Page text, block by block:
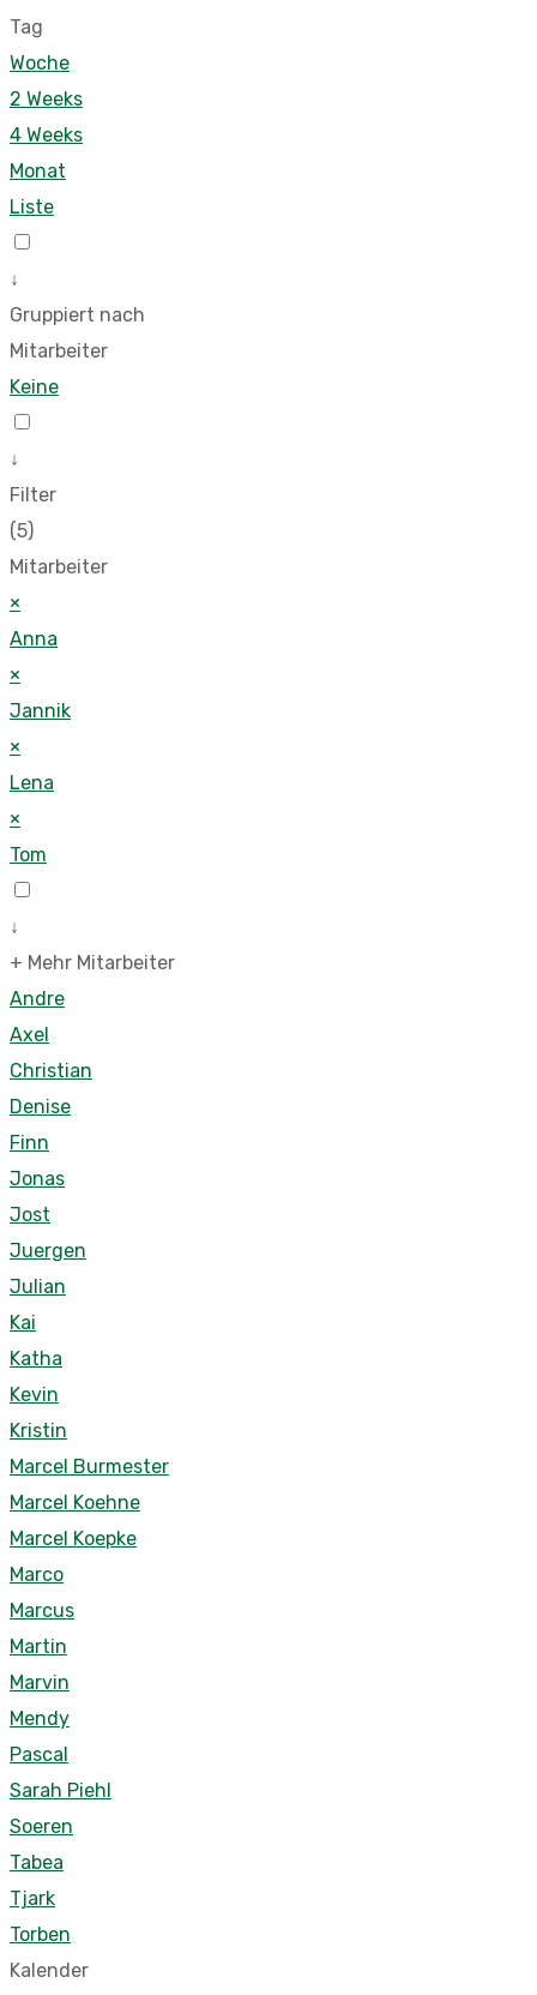
Tag
Woche
2 Weeks
4 Weeks
Monat
Liste
↓
Gruppiert nach
Mitarbeiter
Keine
↓
Filter
(5)
Mitarbeiter
×
Anna
×
Jannik
×
Lena
×
Tom
↓
+ Mehr Mitarbeiter
Andre
Axel
Christian
Denise
Finn
Jonas
Jost
Juergen
Julian
Kai
Katha
Kevin
Kristin
Marcel Burmester
Marcel Koehne
Marcel Koepke
Marco
Marcus
Martin
Marvin
Mendy
Pascal
Sarah Piehl
Soeren
Tabea
Tjark
Torben
Kalender